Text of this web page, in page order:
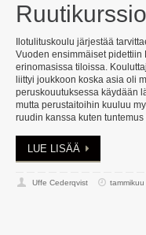
Ilotulituskoulu järjestää
Vuoden ensimmäiset
erinomasissa tiloissa.
liittyi joukkoon koska asia oli
peruskouutuksessa käydään
mutta perustaitoihin kuuluu
ruudin kanssa kuten
LUE LISÄÄ
Uffe Cederqvist